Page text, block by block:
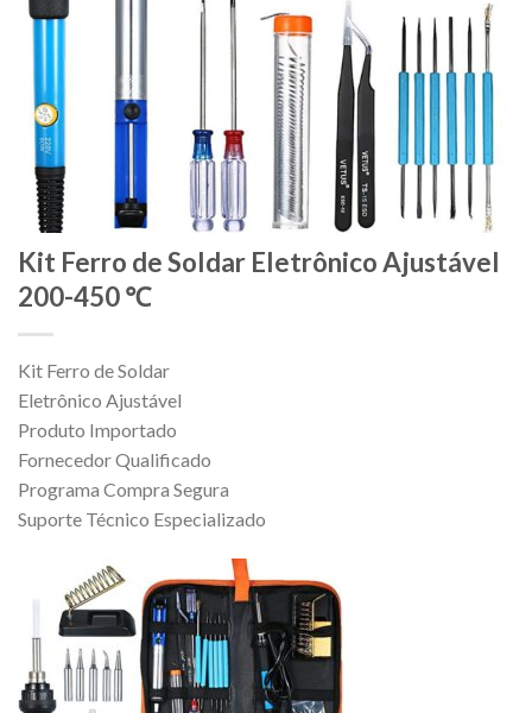
Kit Ferro de Soldar Eletrônico Ajustável
200-450 ℃
Kit Ferro de Soldar
Eletrônico Ajustável
Produto Importado
Fornecedor Qualificado
Programa Compra Segura
Suporte Técnico Especializado